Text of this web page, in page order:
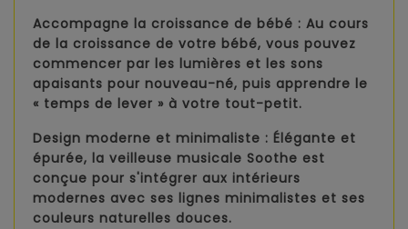
Accompagne la croissance de bébé : Au cours
de la croissance de votre bébé, vous pouvez
commencer par les lumières et les sons
apaisants pour nouveau-né, puis apprendre le
« temps de lever » à votre tout-petit.
Design moderne et minimaliste : Élégante et
épurée, la veilleuse musicale Soothe est
conçue pour s'intégrer aux intérieurs
modernes avec ses lignes minimalistes et ses
couleurs naturelles douces.